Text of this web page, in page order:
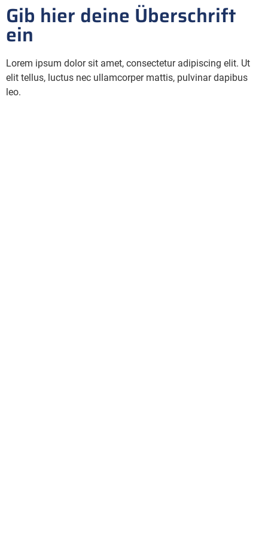
Gib hier deine Überschrift
ein
Lorem ipsum dolor sit amet, consectetur adipiscing elit. Ut
elit tellus, luctus nec ullamcorper mattis, pulvinar dapibus
leo.